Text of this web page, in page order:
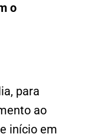
o
para
ao
início em